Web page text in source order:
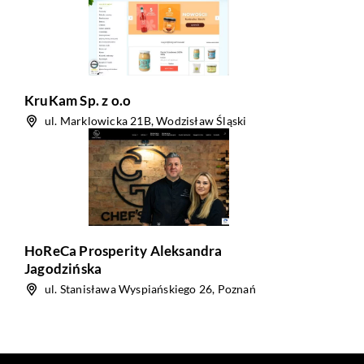
KruKam Sp. z o.o
ul. Marklowicka 21B, Wodzisław Śląski
HoReCa Prosperity Aleksandra
Jagodzińska
ul. Stanisława Wyspiańskiego 26, Poznań